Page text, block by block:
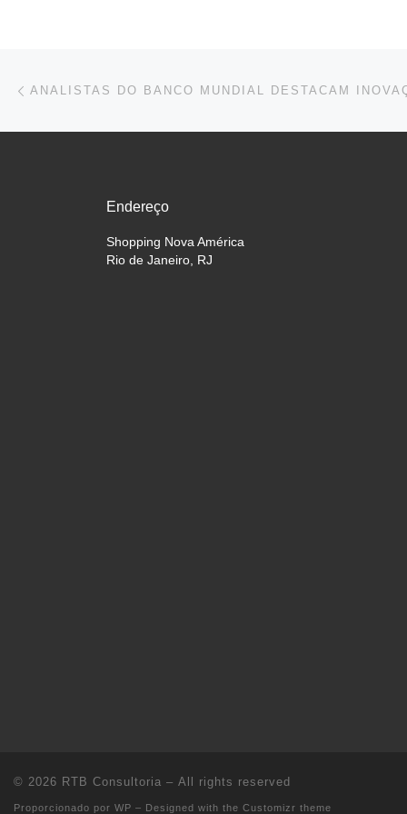
Navegação do post
Endereço
Shopping Nova América
Rio de Janeiro, RJ
© 2026 RTB Consultoria – All rights reserved
Proporcionado por WP – Designed with the Customizr theme